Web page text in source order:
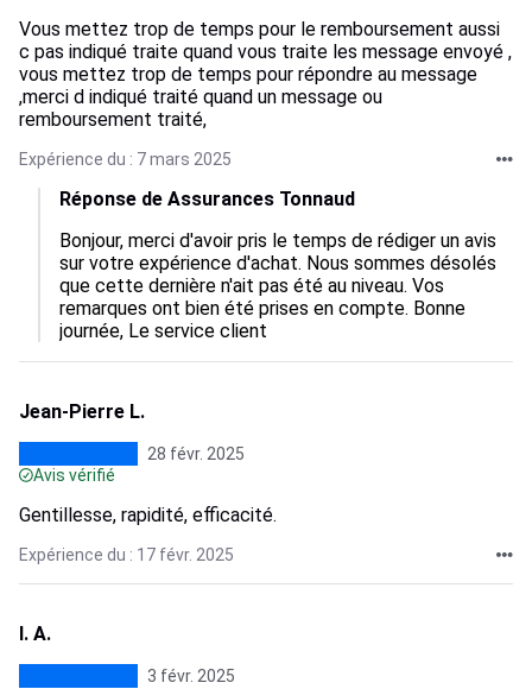
Vous mettez trop de temps pour le remboursement aussi
c pas indiqué traite quand vous traite les message envoyé ,
vous mettez trop de temps pour répondre au message
,merci d indiqué traité quand un message ou
remboursement traité,
Expérience du : 7 mars 2025
Réponse de Assurances Tonnaud
Bonjour, merci d'avoir pris le temps de rédiger un avis
sur votre expérience d'achat. Nous sommes désolés
que cette dernière n'ait pas été au niveau. Vos
remarques ont bien été prises en compte. Bonne
journée, Le service client
Jean-Pierre L.
28 févr. 2025
Avis vérifié
Gentillesse, rapidité, efficacité.
Expérience du : 17 févr. 2025
I. A.
3 févr. 2025